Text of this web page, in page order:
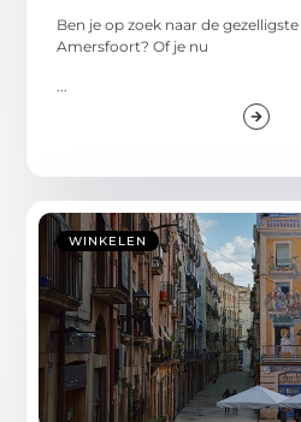
Ben je op zoek naar de
Amersfoort? Of je nu
WINKELEN